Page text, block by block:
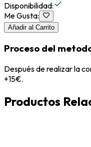
Disponibilidad:
Me Gusta:
Añadir al Carrito
Proceso del
Después de realizar la
+15€.
Productos